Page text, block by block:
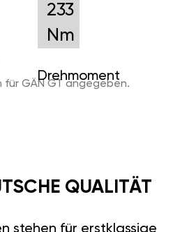
233
Nm
Drehmoment
für GÄN GT angegeben.
QUALITÄT
stehen für erstklassige